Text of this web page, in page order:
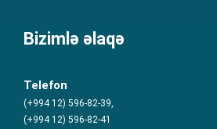
Bizimlə əlaqə
Telefon
(+994 12) 596-82-39,
(+994 12) 596-82-41